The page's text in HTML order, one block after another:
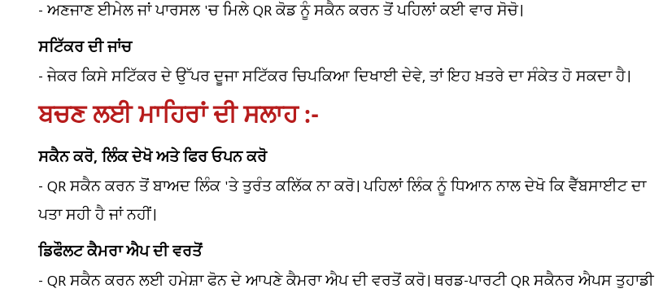
- ਅਣਜਾਣ ਈਮੇਲ ਜਾਂ ਪਾਰਸਲ 'ਚ ਮਿਲੇ QR ਕੋਡ ਨੂੰ ਸਕੈਨ ਕਰਨ ਤੋਂ ਪਹਿਲਾਂ ਕਈ ਵਾਰ ਸੋਚੋ।
ਸਟਿੱਕਰ ਦੀ ਜਾਂਚ
- ਜੇਕਰ ਕਿਸੇ ਸਟਿੱਕਰ ਦੇ ਉੱਪਰ ਦੂਜਾ ਸਟਿੱਕਰ ਚਿਪਕਿਆ ਦਿਖਾਈ ਦੇਵੇ, ਤਾਂ ਇਹ ਖ਼ਤਰੇ ਦਾ ਸੰਕੇਤ ਹੋ ਸਕਦਾ ਹੈ।
ਬਚਣ ਲਈ ਮਾਹਿਰਾਂ ਦੀ ਸਲਾਹ :-
ਸਕੈਨ ਕਰੋ, ਲਿੰਕ ਦੇਖੋ ਅਤੇ ਫਿਰ ਓਪਨ ਕਰੋ
- QR ਸਕੈਨ ਕਰਨ ਤੋਂ ਬਾਅਦ ਲਿੰਕ 'ਤੇ ਤੁਰੰਤ ਕਲਿੱਕ ਨਾ ਕਰੋ। ਪਹਿਲਾਂ ਲਿੰਕ ਨੂੰ ਧਿਆਨ ਨਾਲ ਦੇਖੋ ਕਿ ਵੈੱਬਸਾਈਟ ਦਾ
ਪਤਾ ਸਹੀ ਹੈ ਜਾਂ ਨਹੀਂ।
ਡਿਫੌਲਟ ਕੈਮਰਾ ਐਪ ਦੀ ਵਰਤੋਂ
- QR ਸਕੈਨ ਕਰਨ ਲਈ ਹਮੇਸ਼ਾ ਫੋਨ ਦੇ ਆਪਣੇ ਕੈਮਰਾ ਐਪ ਦੀ ਵਰਤੋਂ ਕਰੋ। ਥਰਡ-ਪਾਰਟੀ QR ਸਕੈਨਰ ਐਪਸ ਤੁਹਾਡੀ